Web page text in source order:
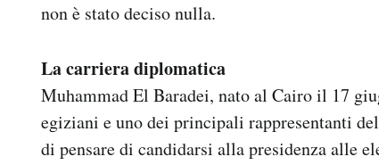
non è stato deciso nulla.
La carriera diplomatica
Muhammad El Baradei, nato al Cairo il 17
egiziani e uno dei principali rappresentanti
di pensare di candidarsi alla presidenza alle